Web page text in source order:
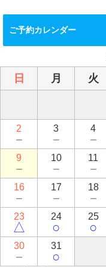
ご予約カレンダー
日
月 火
2
－
3
－
4
－
9
－
10
－
11
－
16
－
17
－
18
－
23
△
24
○
25
○
30
－
31
○